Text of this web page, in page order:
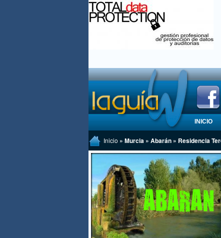
INICIO
Inicio » Murcia » Abarán » Residencia